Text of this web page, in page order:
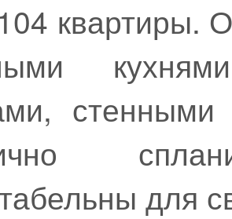
квартиры.
для